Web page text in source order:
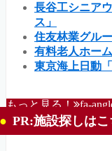
長谷工シニア
ス」
住友林業グル
有料老人ホー
東京海上日動
もっと見る！ fa-
PR:施設探しはこ